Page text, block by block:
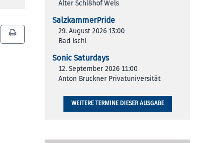
Alter Schl8hof Wels
SalzkammerPride
29. August 2026 13:00
Bad Ischl
Sonic Saturdays
12. September 2026 11:00
Anton Bruckner Privatuniversität
WEITERE TERMINE DIESER AUSGABE